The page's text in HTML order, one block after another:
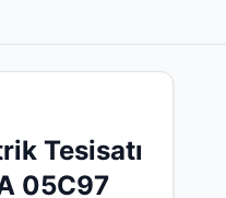
Tesisatı
05C97